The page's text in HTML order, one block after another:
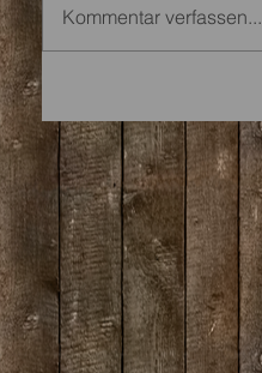
Kommentar verfassen...